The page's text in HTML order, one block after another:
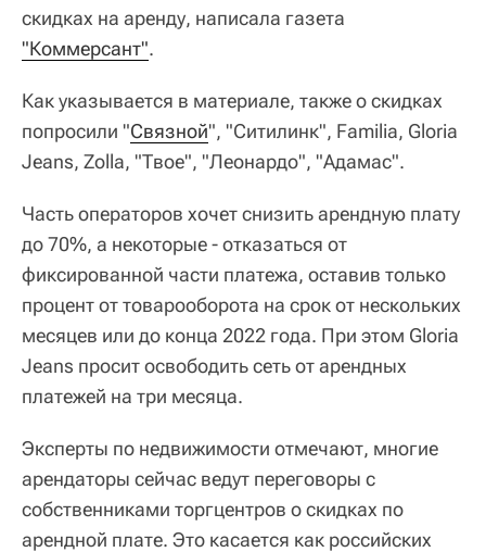
скидках на аренду, написала газета
"Коммерсант".
Как указывается в материале, также о скидках
попросили "Связной", "Ситилинк", Familia, Gloria
Jeans, Zolla, "Твое", "Леонардо", "Адамас".
Часть операторов хочет снизить арендную плату
до 70%, а некоторые - отказаться от
фиксированной части платежа, оставив только
процент от товарооборота на срок от нескольких
месяцев или до конца 2022 года. При этом Gloria
Jeans просит освободить сеть от арендных
платежей на три месяца.
Эксперты по недвижимости отмечают, многие
арендаторы сейчас ведут переговоры с
собственниками торгцентров о скидках по
арендной плате. Это касается как российских